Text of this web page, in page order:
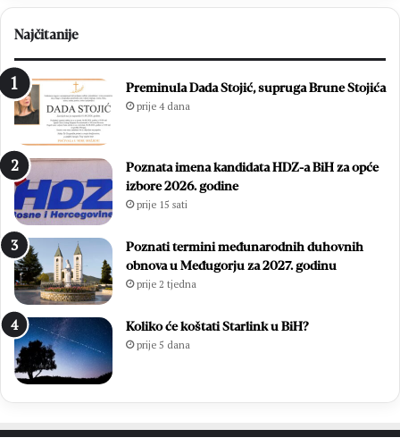
Najčitanije
Preminula Dada Stojić, supruga Brune Stojića
prije 4 dana
Poznata imena kandidata HDZ-a BiH za opće
izbore 2026. godine
prije 15 sati
Poznati termini međunarodnih duhovnih
obnova u Međugorju za 2027. godinu
prije 2 tjedna
Koliko će koštati Starlink u BiH?
prije 5 dana